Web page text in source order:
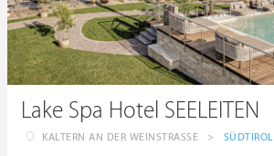
Lake Spa Hotel SEELEITEN
KALTERN AN DER WEINSTRASSE > SÜDTIROL